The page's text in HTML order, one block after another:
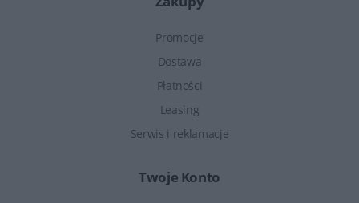
Promocje
Dostawa
Płatności
Leasing
Serwis i reklamacje
Twoje Konto